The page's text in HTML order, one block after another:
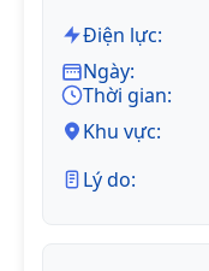
Điện lực:
Ngày:
Thời gian:
Khu vực:
Lý do: